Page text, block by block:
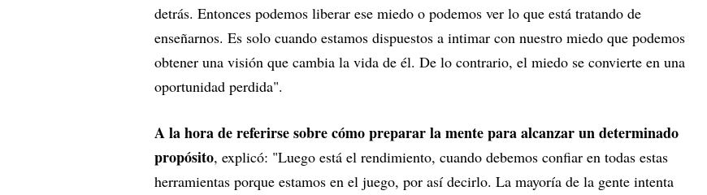
detrás. Entonces podemos liberar ese miedo o podemos ver lo que está tratando de
enseñarnos. Es solo cuando estamos dispuestos a intimar con nuestro miedo que podemos
obtener una visión que cambia la vida de él. De lo contrario, el miedo se convierte en una
oportunidad perdida".
A la hora de referirse sobre cómo preparar la mente para alcanzar un determinado
propósito, explicó: "Luego está el rendimiento, cuando debemos confiar en todas estas
herramientas porque estamos en el juego, por así decirlo. La mayoría de la gente intenta